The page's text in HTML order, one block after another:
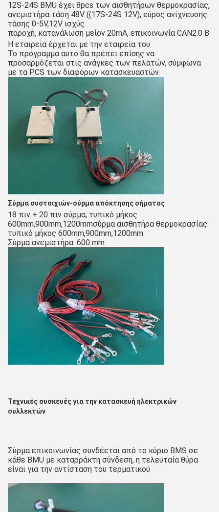
12S-24S BMU έχει 8pcs των αισθητήρων θερμοκρασίας,
ανεμιστήρα τάση 48V ((17S-24S 12V), εύρος ανίχνευσης
τάσης 0-5V,12V ισχύς
παροχή, κατανάλωση μείον 20mA, επικοινωνία CAN2.0 B
Η εταιρεία έρχεται με την εταιρεία του
Το πρόγραμμα αυτό θα πρέπει επίσης να
προσαρμόζεται στις ανάγκες των πελατών, σύμφωνα
με τα PCS των διαφόρων κατασκευαστών.
Σύρμα συστοιχιών-σύρμα απόκτησης σήματος
18 πιν + 20 πιν σύρμα, τυπικό μήκος
600mm,900mm,1200mmσύρμα αισθητήρα θερμοκρασίας:
τυπικό μήκος 600mm,900mm,1200mm
Σύρμα ανεμιστήρα: 600 mm
Τεχνικές συσκευές για την κατασκευή ηλεκτρικών
συλλεκτών
Σύρμα επικοινωνίας συνδέεται από το κύριο BMS σε
κάθε BMU με καταρράκτη σύνδεση, η τελευταία θύρα
είναι για την αντίσταση του τερματικού